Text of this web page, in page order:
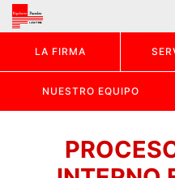
LA FIRMA
NUESTRO EQUIPO